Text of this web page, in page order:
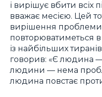
і вирішує вбити всіх
вважає месією. Цей
вирішення проблеми
повторюватиметься в
із найбільших
говорив: «Є людина
людини — нема
людина повстає